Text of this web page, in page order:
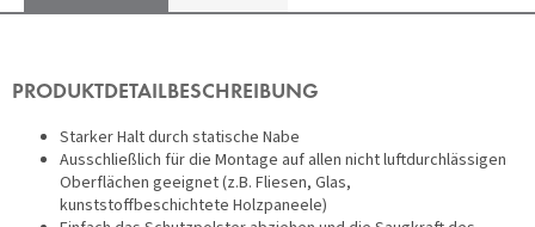
PRODUKTDETAILBESCHREIBUNG
Starker Halt durch statische Nabe
Ausschließlich für die Montage auf allen nicht luftdurchlässigen
Oberflächen geeignet (z.B. Fliesen, Glas,
kunststoffbeschichtete Holzpaneele)